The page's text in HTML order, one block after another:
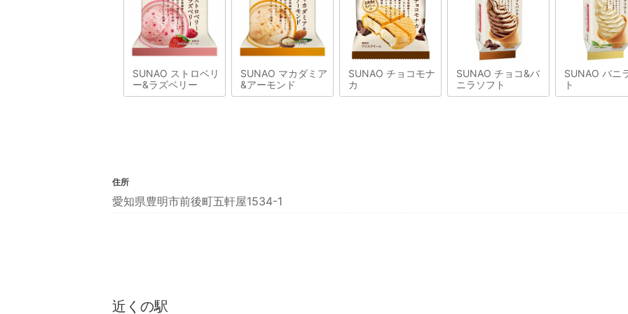
SUNAO ストロベリ
ー&ラズベリー
SUNAO マカダミア
&アーモンド
SUNAO チョコモナ
カ
SUNAO チョコ&バ
ニラソフト
SUNAO バニ
ト
住所
愛知県豊明市前後町五軒屋1534-1
近くの駅